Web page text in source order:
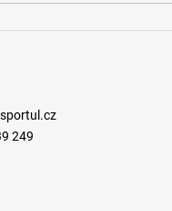
249